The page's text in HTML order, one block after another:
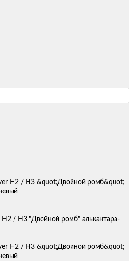
H2 / H3 "Двойной ромб" алькантара-